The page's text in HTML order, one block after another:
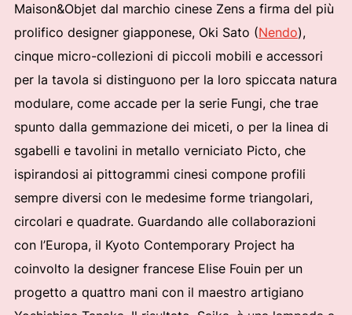
Maison&Objet dal marchio cinese Zens a firma del più
prolifico designer giapponese, Oki Sato (Nendo),
cinque micro-collezioni di piccoli mobili e accessori
per la tavola si distinguono per la loro spiccata natura
modulare, come accade per la serie Fungi, che trae
spunto dalla gemmazione dei miceti, o per la linea di
sgabelli e tavolini in metallo verniciato Picto, che
ispirandosi ai pittogrammi cinesi compone profili
sempre diversi con le medesime forme triangolari,
circolari e quadrate. Guardando alle collaborazioni
con l’Europa, il Kyoto Contemporary Project ha
coinvolto la designer francese Elise Fouin per un
progetto a quattro mani con il maestro artigiano